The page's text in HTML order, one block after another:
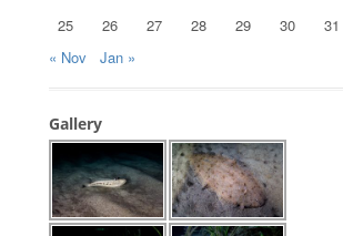
25
26 27 28 29 30
31
« Nov
Jan »
Gallery